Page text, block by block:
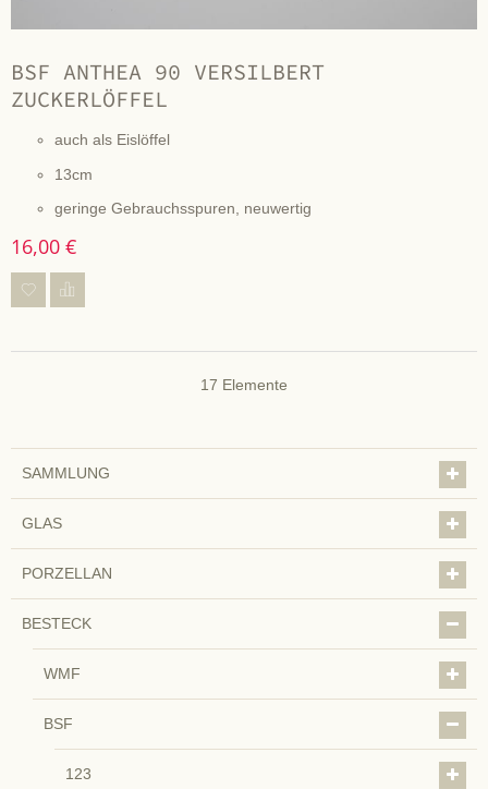
BSF ANTHEA 90 VERSILBERT
ZUCKERLÖFFEL
auch als Eislöffel
13cm
geringe Gebrauchsspuren, neuwertig
16,00 €
17 Elemente
SAMMLUNG
GLAS
PORZELLAN
BESTECK
WMF
BSF
123